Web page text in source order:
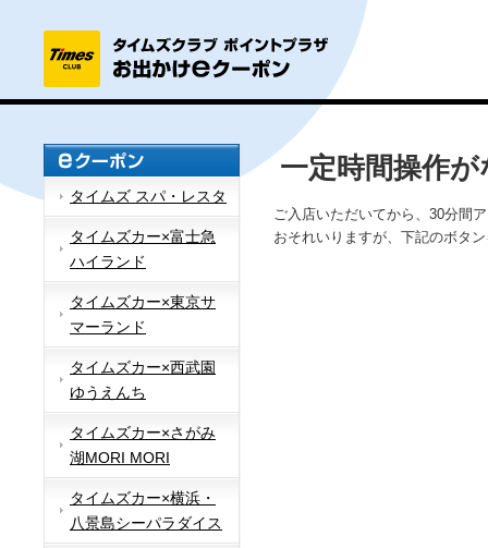
タイムズ スパ・レスタ
タイムズカー×富士急
ハイランド
タイムズカー×東京サ
マーランド
タイムズカー×西武園
ゆうえんち
タイムズカー×さがみ
湖MORI MORI
タイムズカー×横浜・
八景島シーパラダイス
一定時間操作
ご入店いただいてから、30分間
おそれいりますが、下記のボタ